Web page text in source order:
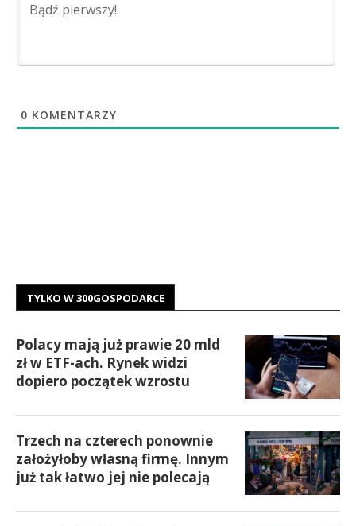
0 KOMENTARZY
TYLKO W 300GOSPODARCE
Polacy mają już prawie 20 mld
zł w ETF-ach. Rynek widzi
dopiero początek wzrostu
Trzech na czterech ponownie
założyłoby własną firmę. Innym
już tak łatwo jej nie polecają